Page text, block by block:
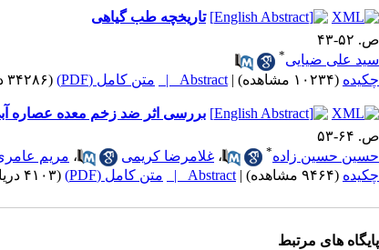
تاریخچه طب گیاهی
ص. ۵۲-۴۳
سید علی ضیایی*
چکیده (۱۰۲۳۴ مشاهده) |
Abstract | متن کامل (PDF) (۳۴۲۸۶ دریافت)
بررسی اثر ضد زخم معده عصاره
ص. ۶۴-۵۳
حسین حسین زاده* ، غلامرضا کریمی ، مریم
چکیده (۹۴۶۴ مشاهده) |
Abstract | متن کامل (PDF) (۴۱۰۳ دریافت)
پایگاه های مرتبط